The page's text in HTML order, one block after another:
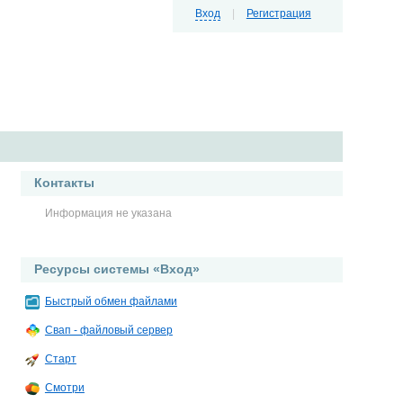
Вход Регистрация
Контакты
Информация не указана
Ресурсы системы «Вход»
Быстрый обмен файлами
Свап - файловый сервер
Старт
Смотри